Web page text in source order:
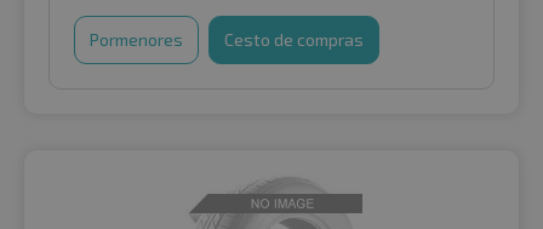
Pormenores Cesto de compras